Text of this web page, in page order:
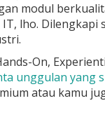
modul
lho. Dilengkapi
On,
unggulan yang
atau kamu